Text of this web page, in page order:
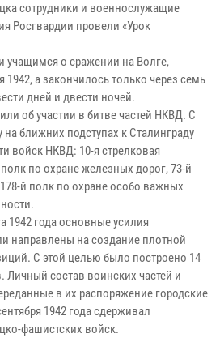
сотрудники и военнослужащие
Росгвардии провели «Урок
учащимся о сражении на Волге,
1942, а закончилось только через семь
дней и двести ночей.
об участии в битве частей НКВД. С
на ближних подступах к Сталинграду
войск НКВД: 10-я стрелковая
по охране железных дорог, 73-й
й полк по охране особо важных
1942 года основные усилия
направлены на создание плотной
С этой целью было построено 14
состав воинских частей и
в их распоряжение городские
1942 года сдерживал
фашистских войск.